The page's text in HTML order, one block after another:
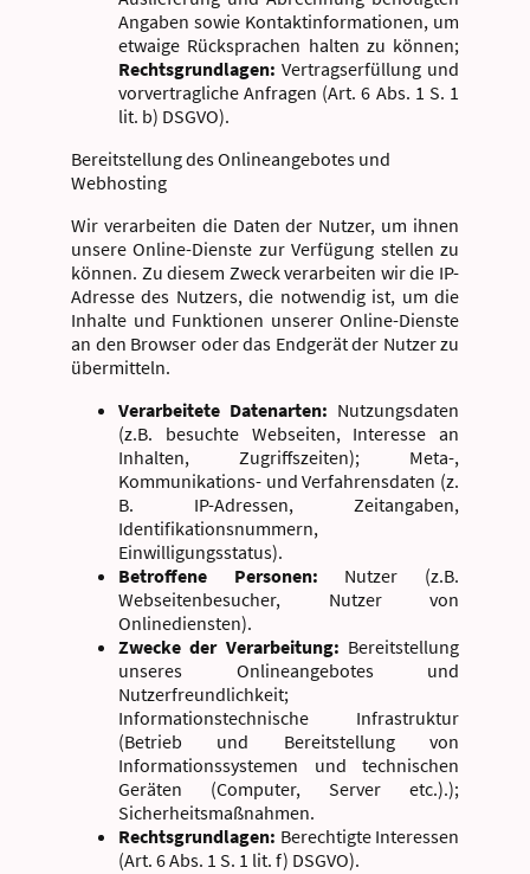
Angaben sowie Kontaktinformationen, um
etwaige Rücksprachen halten zu können;
Rechtsgrundlagen: Vertragserfüllung und
vorvertragliche Anfragen (Art. 6 Abs. 1 S. 1
lit. b) DSGVO).
Bereitstellung des Onlineangebotes und
Webhosting
Wir verarbeiten die Daten der Nutzer, um ihnen
unsere Online-Dienste zur Verfügung stellen zu
können. Zu diesem Zweck verarbeiten wir die IP-
Adresse des Nutzers, die notwendig ist, um die
Inhalte und Funktionen unserer Online-Dienste
an den Browser oder das Endgerät der Nutzer zu
übermitteln.
Verarbeitete Datenarten: Nutzungsdaten
(z.B. besuchte Webseiten, Interesse an
Inhalten, Zugriffszeiten); Meta-,
Kommunikations- und Verfahrensdaten (z.
B. IP-Adressen, Zeitangaben,
Identifikationsnummern,
Einwilligungsstatus).
Betroffene Personen: Nutzer (z.B.
Webseitenbesucher, Nutzer von
Onlinediensten).
Zwecke der Verarbeitung: Bereitstellung
unseres Onlineangebotes und
Nutzerfreundlichkeit;
Informationstechnische Infrastruktur
(Betrieb und Bereitstellung von
Informationssystemen und technischen
Geräten (Computer, Server etc.).);
Sicherheitsmaßnahmen.
Rechtsgrundlagen: Berechtigte Interessen
(Art. 6 Abs. 1 S. 1 lit. f) DSGVO).